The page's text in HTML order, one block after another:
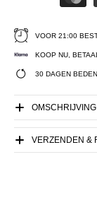
VOOR 21:00
KOOP NU,
30 DAGEN
OMSCHRIJVING
VERZENDEN &